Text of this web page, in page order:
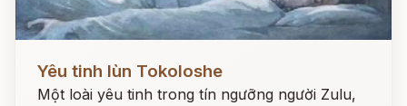
Yêu tinh lùn Tokoloshe
Một loài yêu tinh trong tín ngưỡng người Zulu,